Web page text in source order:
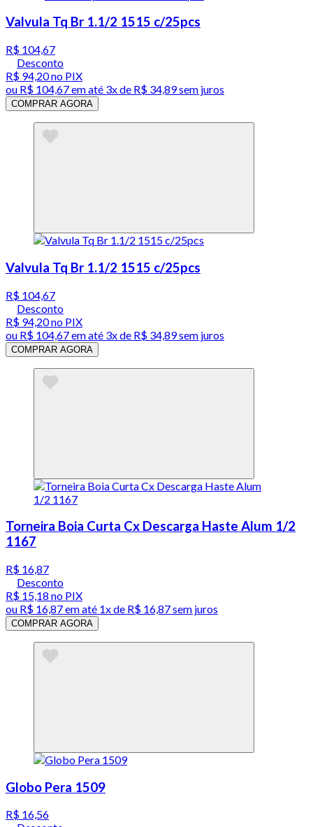
Valvula Tq Br 1.1/2 1515 c/25pcs
R$ 104,67
Desconto
R$ 94,20no PIX
ou R$ 104,67em até 3x de R$ 34,89 sem juros
COMPRAR AGORA
Valvula Tq Br 1.1/2 1515 c/25pcs
R$ 104,67
Desconto
R$ 94,20no PIX
ou R$ 104,67em até 3x de R$ 34,89 sem juros
COMPRAR AGORA
Torneira Boia Curta Cx Descarga Haste Alum 1/2
1167
R$ 16,87
Desconto
R$ 15,18 no PIX
ou R$ 16,87em até 1x de R$ 16,87sem juros
COMPRAR AGORA
Globo Pera 1509
R$ 16,56